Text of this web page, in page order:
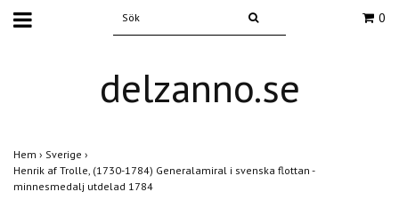
0
delzanno.se
Hem › Sverige ›
Henrik af Trolle, (1730-1784) Generalamiral i svenska flottan -
minnesmedalj utdelad 1784